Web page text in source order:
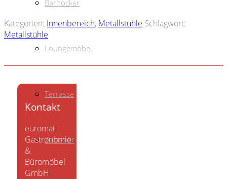
Barhocker
Loungemöbel
Terrasse
Zubehör
Kategorien: Innenbereich, Metallstühle Schlagwort:
Metallstühle
Kontakt
euromat
Gastronomie
&
Büromöbel
GmbH